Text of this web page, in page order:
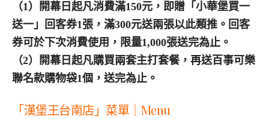
（1）開幕日起凡消費滿150元，即贈「小華堡買一
送一」回客券1張，滿300元送兩張以此類推。回客
券可於下次消費使用，限量1,000張送完為止。
（2）開幕日起凡購買兩套主打套餐，再送百事可樂
聯名款購物袋1個，送完為止。
「漢堡王台南店」菜單｜Menu